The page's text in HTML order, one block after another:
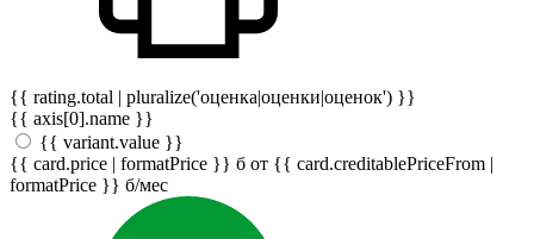
{{ rating.total | pluralize('оценка|оценки|оценок') }}
{{ axis[0].name }}
{{ variant.value }}
{{ card.price | formatPrice }} б от {{ card.creditablePriceFrom |
formatPrice }} б/мес